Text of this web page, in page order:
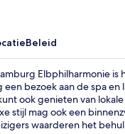
Beleid
Elbphilharmonie
bezoek aan de spa
ook genieten van
stijl mag ook een
waarderen het